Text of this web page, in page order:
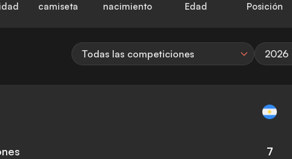
camiseta
nacimiento
Edad Posición
Todas las competiciones 2026
7